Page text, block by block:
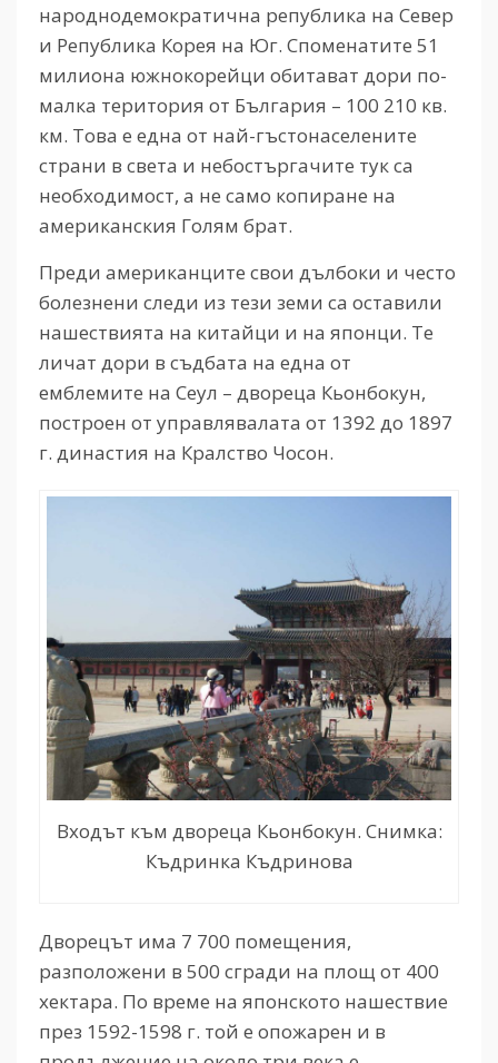
народнодемократична република на Север
и Република Корея на Юг. Споменатите 51
милиона южнокорейци обитават дори по-
малка територия от България – 100 210 кв.
км. Това е една от най-гъстонаселените
страни в света и небостъргачите тук са
необходимост, а не само копиране на
американския Голям брат.
Преди американците свои дълбоки и често
болезнени следи из тези земи са оставили
нашествията на китайци и на японци. Те
личат дори в съдбата на една от
емблемите на Сеул – двореца Кьонбокун,
построен от управлявалата от 1392 до 1897
г. династия на Кралство Чосон.
Входът към двореца Кьонбокун. Снимка:
Къдринка Къдринова
Дворецът има 7 700 помещения,
разположени в 500 сгради на площ от 400
хектара. По време на японското нашествие
през 1592-1598 г. той е опожарен и в